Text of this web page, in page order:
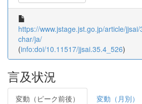
https://www.jstage.jst.go.jp/article/
char/ja/
(info:doi/10.11517/jjsai.35.4_526)
言及状況
変動（ピーク前後） 変動（月別）